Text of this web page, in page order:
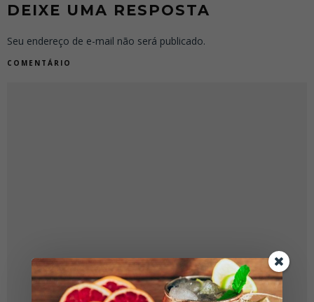
DEIXE UMA RESPOSTA
Seu endereço de e-mail não será publicado.
COMENTÁRIO